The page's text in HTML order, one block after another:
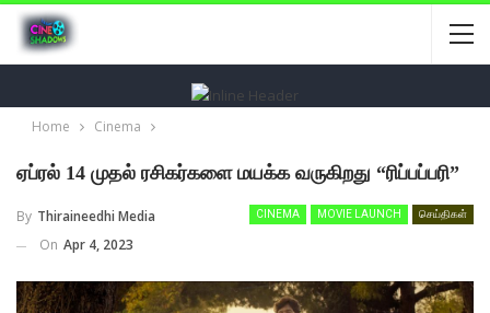
Home Cinema
ஏப்ரல் 14 முதல் ரசிகர்களை மயக்க வருகிறது “ரிப்பப்பரி”
CINEMA MOVIE LAUNCH செய்திகள்
By Thiraineedhi Media
On Apr 4, 2023